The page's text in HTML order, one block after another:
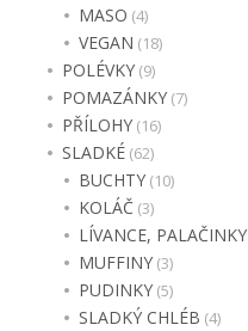
MASO (4)
VEGAN (18)
POLÉVKY (9)
POMAZÁNKY (7)
PŘÍLOHY (16)
SLADKÉ (62)
BUCHTY (10)
KOLÁČ (3)
LÍVANCE, PALAČINKY
MUFFINY (3)
PUDINKY (5)
SLADKÝ CHLÉB (4)